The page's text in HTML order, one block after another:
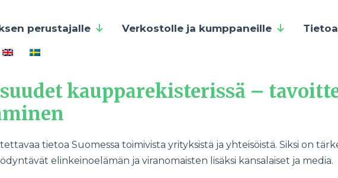
perustajalle Verkostolle ja kumppaneille
kaupparekisterissä –
tietoa Suomessa toimivista yrityksistä ja yhteisöistä. Siksi on
elinkeinoelämän ja viranomaisten lisäksi kansalaiset ja media.